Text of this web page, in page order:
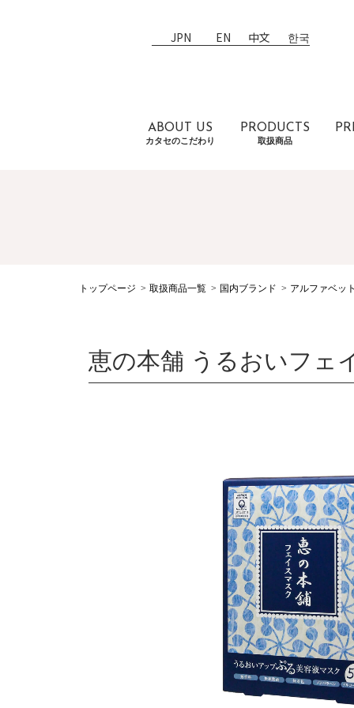
JPN EN 中文 한국
ABOUT US
カタセのこだわり
PRODUCTS
取扱商品
トップページ 取扱商品一覧 国内ブランド アルファベッ
恵の本舗 うるおいフェ